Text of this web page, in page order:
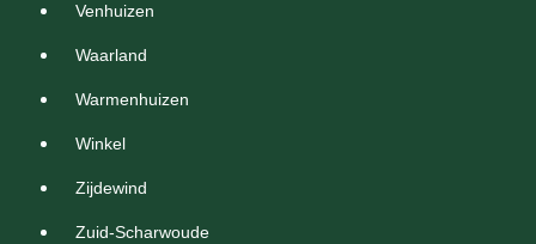
Venhuizen
Waarland
Warmenhuizen
Winkel
Zijdewind
Zuid-Scharwoude